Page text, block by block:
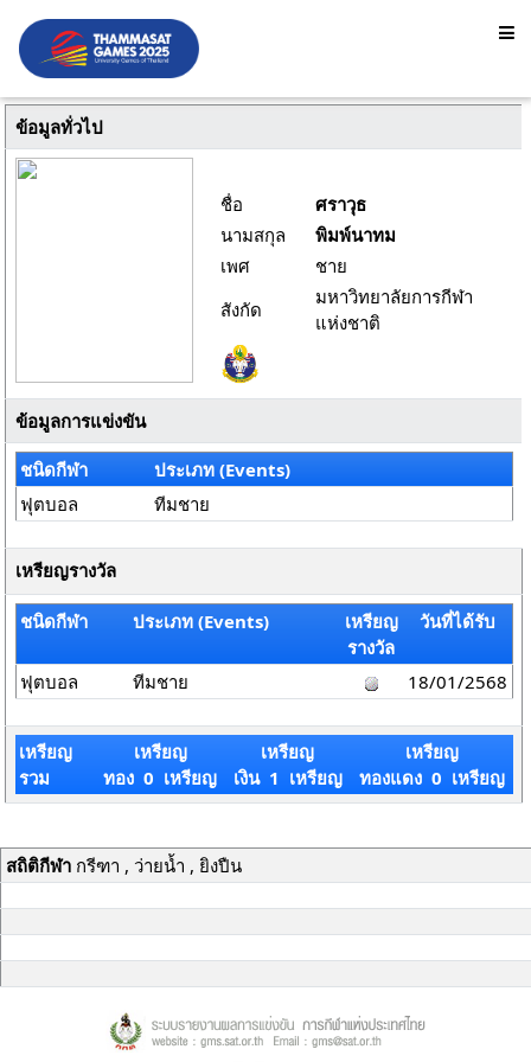
ข้อมูลทั่วไป
ชื่อ
ศราวุธ
นามสกุล
พิมพ์นาทม
เพศ
ชาย
สังกัด
มหาวิทยาลัยการกีฬา
แห่งชาติ
ข้อมูลการแข่งขัน
ชนิดกีฬา
ประเภท (Events)
ฟุตบอล
ทีมชาย
เหรียญรางวัล
ชนิดกีฬา ประเภท (Events)
เหรียญ
รางวัล
วันที่ได้รับ
ฟุตบอล ทีมชาย 18/01/2568
เหรียญ
รวม
เหรียญ
ทอง 0 เหรียญ
เหรียญ
เงิน 1 เหรียญ
เหรียญ
ทองแดง 0 เหรียญ
สถิติกีฬากรีฑา , ว่ายน้ำ , ยิงปืน